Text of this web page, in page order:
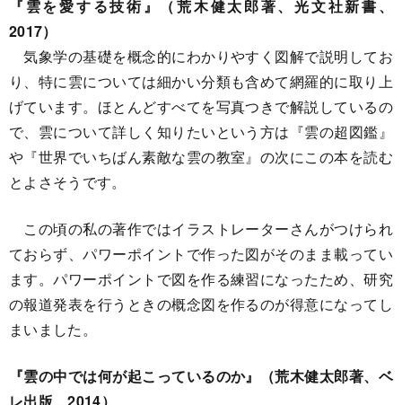
『雲を愛する技術』（荒木健太郎著、光文社新書、
2017）
気象学の基礎を概念的にわかりやすく図解で説明してお
り、特に雲については細かい分類も含めて網羅的に取り上
げています。ほとんどすべてを写真つきで解説しているの
で、雲について詳しく知りたいという方は『雲の超図鑑』
や『世界でいちばん素敵な雲の教室』の次にこの本を読む
とよさそうです。
この頃の私の著作ではイラストレーターさんがつけられ
ておらず、パワーポイントで作った図がそのまま載ってい
ます。パワーポイントで図を作る練習になったため、研究
の報道発表を行うときの概念図を作るのが得意になってし
まいました。
『雲の中では何が起こっているのか』（荒木健太郎著、ベ